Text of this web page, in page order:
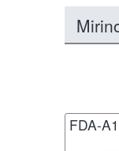
FDA-